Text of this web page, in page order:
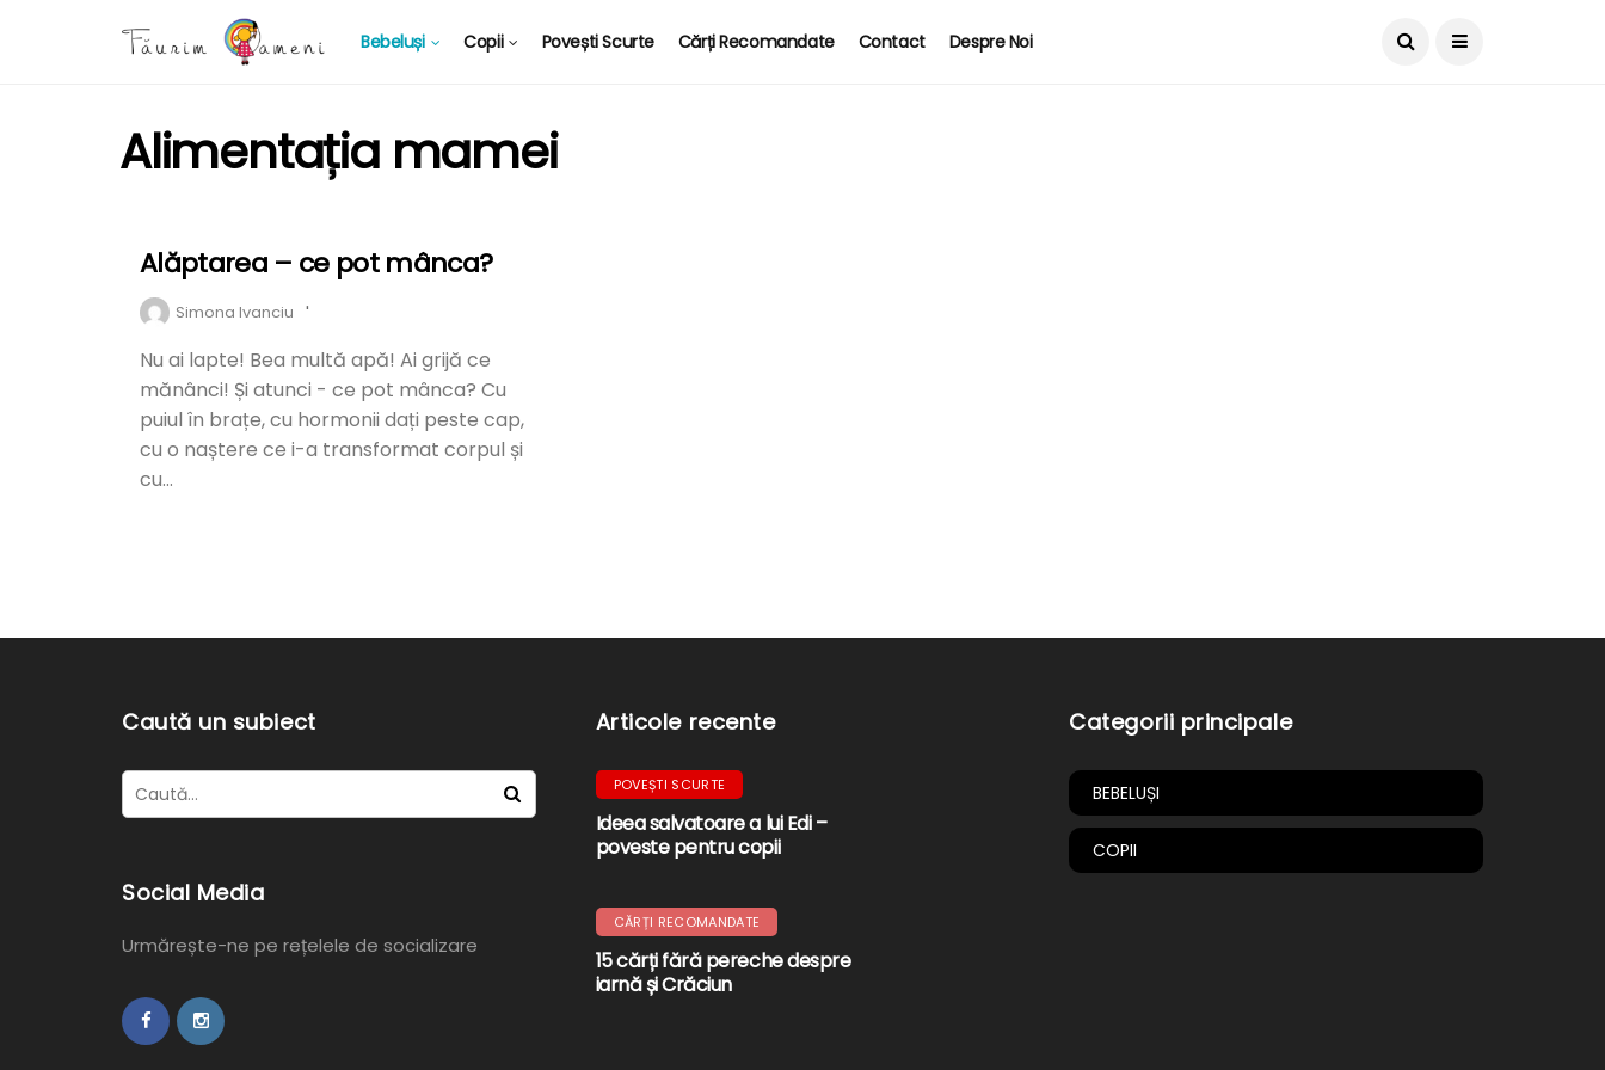
Bebeluși Copii Povești Scurte Cărți Recomandate Contact Despre Noi
Alimentația mamei
ALIMENTAȚIA MAMEI
Alăptarea – ce pot mânca?
'
Simona Ivanciu
Nu ai lapte! Bea multă apă! Ai grijă ce
mănânci! Și atunci - ce pot mânca? Cu
puiul în brațe, cu hormonii dați peste cap,
cu o naștere ce i-a transformat corpul și
cu...
Caută un subiect
Social Media
Urmărește-ne pe rețelele de socializare
Articole recente
POVEȘTI SCURTE
Ideea salvatoare a lui Edi –
poveste pentru copii
CĂRȚI RECOMANDATE
15 cărți fără pereche despre
iarnă și Crăciun
Categorii principale
BEBELUȘI
COPII